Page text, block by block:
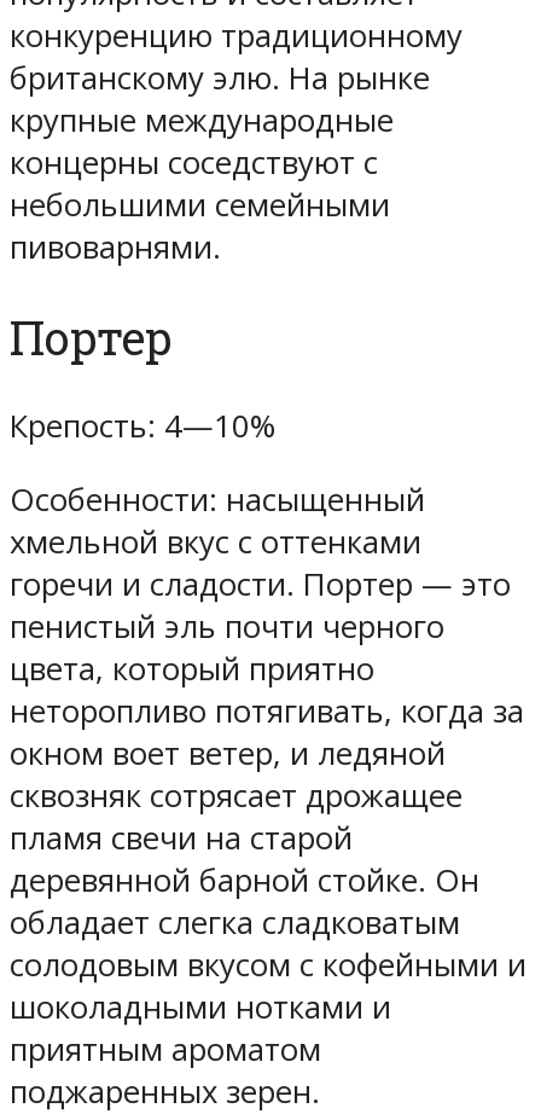
конкуренцию традиционному
британскому элю. На рынке
крупные международные
концерны соседствуют с
небольшими семейными
пивоварнями.
Портер
Крепость: 4—10%
Особенности: насыщенный
хмельной вкус с оттенками
горечи и сладости. Портер — это
пенистый эль почти черного
цвета, который приятно
неторопливо потягивать, когда за
окном воет ветер, и ледяной
сквозняк сотрясает дрожащее
пламя свечи на старой
деревянной барной стойке. Он
обладает слегка сладковатым
солодовым вкусом с кофейными и
шоколадными нотками и
приятным ароматом
поджаренных зерен.